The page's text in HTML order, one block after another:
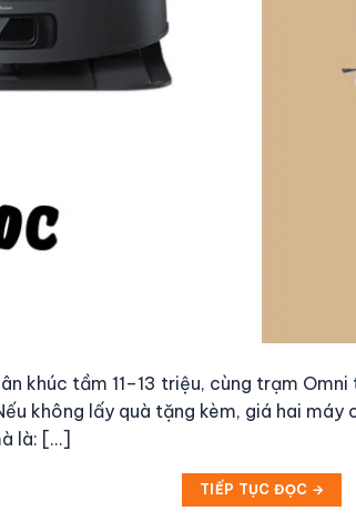
khúc tầm 11–13 triệu, cùng trạm
không lấy quà tặng kèm, giá hai
là: […]
TIẾP TỤC ĐỌC →